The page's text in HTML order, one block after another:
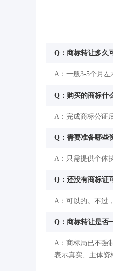
Q：商标转让多久
A：一般3-5个月左
Q：购买的商标什
A：完成商标公证
Q：需要准备哪些
A：只需提供个体
Q：还没有商标证
A：可以的。不过
Q：商标转让是否
A：商标局已不强
表示真实、主体资